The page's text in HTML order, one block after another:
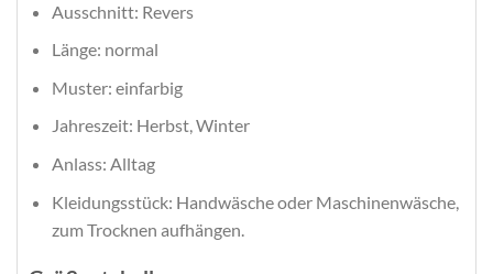
Ausschnitt: Revers
Länge: normal
Muster: einfarbig
Jahreszeit: Herbst, Winter
Anlass: Alltag
Kleidungsstück: Handwäsche oder Maschinenwäsche,
zum Trocknen aufhängen.